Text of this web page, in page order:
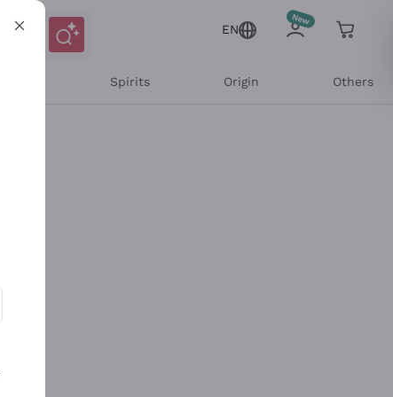
EN
Spirits Origin Others